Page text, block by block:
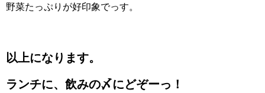
野菜たっぷりが好印象でっす。
以上になります。
ランチに、飲みの〆にどぞーっ！